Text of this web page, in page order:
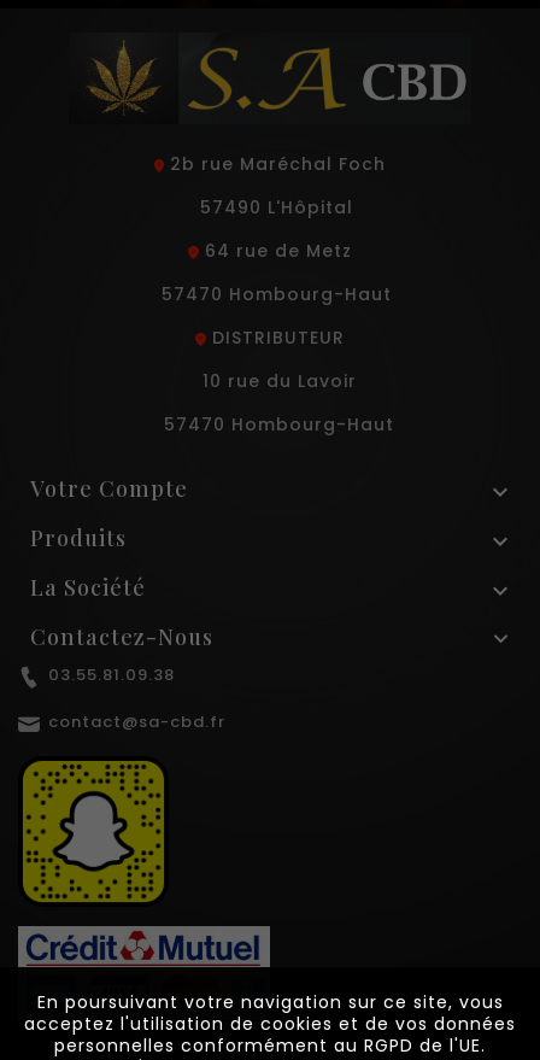
En poursuivant votre navigation sur ce site, vous
acceptez l'utilisation de cookies et de vos données
personnelles conformément au RGPD de l'UE.
2b rue Maréchal Foch
57490 L'Hôpital
64 rue de Metz
57470 Hombourg-Haut
DISTRIBUTEUR
10 rue du Lavoir
57470 Hombourg-Haut
Votre Compte

Produits

La Société

Contactez-Nous
03.55.81.09.38
contact@sa-cbd.fr
En poursuivant votre navigation sur ce site, vous
acceptez l'utilisation de cookies et de vos données
personnelles conformément au RGPD de l'UE.